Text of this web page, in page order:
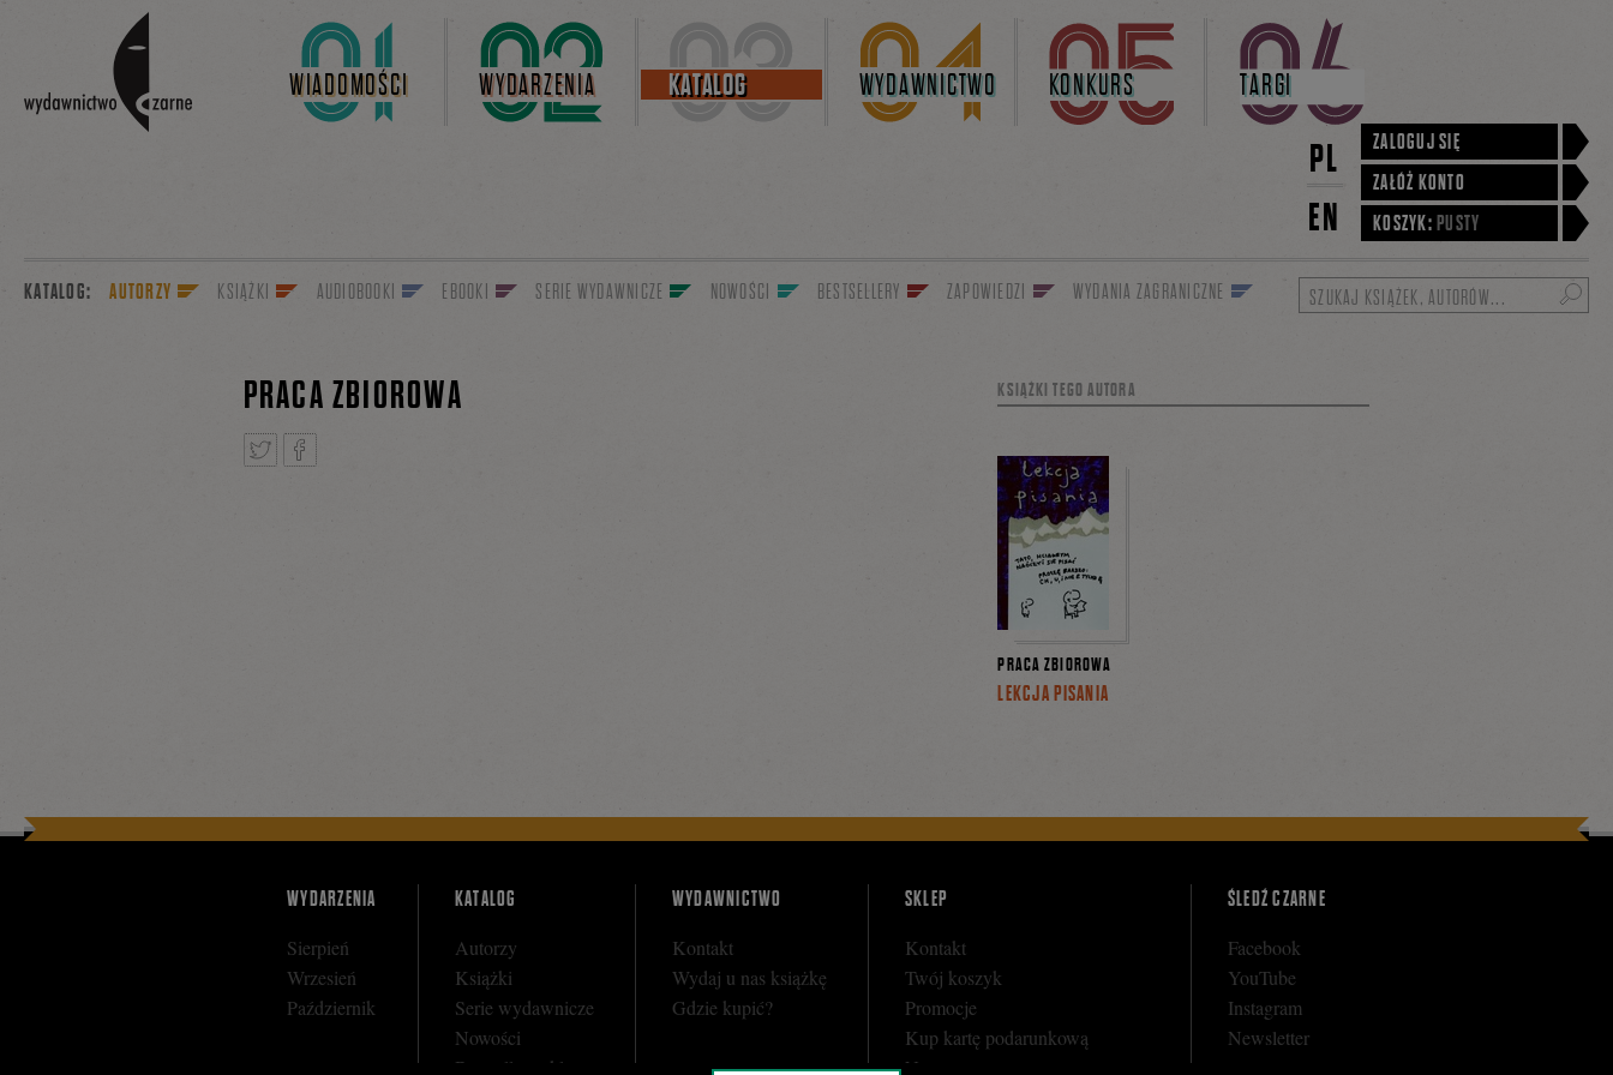
WIADOMOŚCI WYDARZENIA KATALOG WYDAWNICTWO KONKURS TARGI
PL
EN
ZALOGUJ SIĘ
ZAŁÓŻ KONTO
KOSZYK: PUSTY
KATALOG: AUTORZY KSIĄŻKI AUDIOBOOKI EBOOKI SERIE WYDAWNICZE NOWOŚCI BESTSELLERY ZAPOWIEDZI WYDANIA ZAGRANICZNE
PRACA ZBIOROWA KSIĄŻKI TEGO AUTORA
PRACA ZBIOROWA
LEKCJA PISANIA
WYDARZENIA
Sierpień
Wrzesień
Październik
KATALOG
Autorzy
Książki
Serie wydawnicze
Nowości
Bestsellery sklepu
WYDAWNICTWO
Kontakt
Wydaj u nas książkę
Gdzie kupić?
SKLEP
Kontakt
Twój koszyk
Promocje
Kup kartę podarunkową
Nota prawna
ŚLEDŹ CZARNE
Facebook
YouTube
Instagram
Newsletter